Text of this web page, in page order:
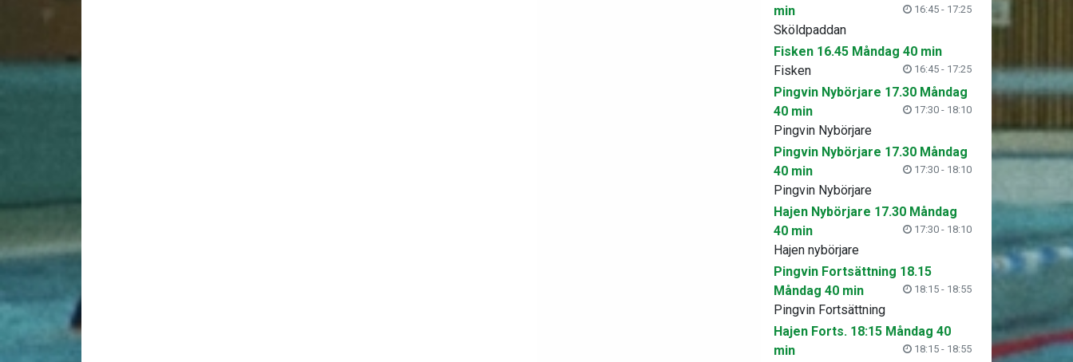
min
16:45 - 17:25
Sköldpaddan
Fisken 16.45 Måndag 40 min
16:45 - 17:25
Fisken
Pingvin Nybörjare 17.30 Måndag
40 min
17:30 - 18:10
Pingvin Nybörjare
Pingvin Nybörjare 17.30 Måndag
40 min
17:30 - 18:10
Pingvin Nybörjare
Hajen Nybörjare 17.30 Måndag
40 min
17:30 - 18:10
Hajen nybörjare
Pingvin Fortsättning 18.15
Måndag 40 min
18:15 - 18:55
Pingvin Fortsättning
Hajen Forts. 18:15 Måndag 40
min
18:15 - 18:55